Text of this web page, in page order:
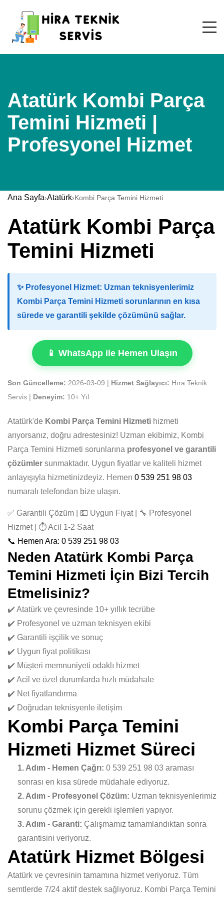
Atatürk Kombi Parça
Temini Hizmeti |
Profesyonel Hizmet
Ana Sayfa›Atatürk›Kombi Parça Temini Hizmeti
Atatürk Kombi Parça
Temini Hizmeti
✨ Profesyonel Hizmet: Uzman teknisyenlerimiz
Kombi Parça Temini Hizmeti sorunlarının en kısa
sürede ve garantili şekilde çözümünü sağlar.
📱 WhatsApp ile Hemen Ulaşın
Son Güncelleme: 2026-03-09 | Hizmet Sağlayıcı: Hıra Teknik
Servis |
Deneyim: 10+ Yıl
Atatürk'de Kombi Parça Temini Hizmeti hizmeti
arıyorsanız, doğru adrestesiniz! Uzman ekibimiz, Kombi
Parça Temini Hizmeti sorunlarına profesyonel ve garantili
çözümler sunmaktadır. Uygun fiyatlar ve kaliteli hizmet
anlayışıyla hizmetinizdeyiz. Hemen 0 539 251 98 03
numaralı telefondan bize ulaşın.
✅ Garantili Çözüm | 💵 Uygun Fiyat | 🔧 Profesyonel
Hizmet | ⏱️ Acil 1-2 Saat
📞 Hemen Ara: 0 539 251 98 03
Neden Atatürk Kombi Parça
Temini Hizmeti İçin Bizi Tercih
Etmelisiniz?
✔️ Atatürk ve çevresinde 10+ yıllık tecrübe
✔️ Profesyonel ve uzman teknisyen ekibi
✔️ Garantili işçilik ve sonuç
✔️ Uygun fiyat politikası
✔️ Müşteri memnuniyeti odaklı hizmet
✔️ Acil ve özel durumlarda hızlı müdahale
✔️ Net fiyatlandırma
✔️ Doğrudan teknisyenle iletişim
Kombi Parça Temini
Hizmeti Hizmet Süreci
1. Adım - Hemen Çağrı: 0 539 251 98 03 araması
sonrası en kısa sürede müdahale ediyoruz.
2. Adım - Profesyonel Çözüm: Uzman teknisyenlerimiz
sorunu çözmek için gerekli işlemleri yapıyor.
3. Adım - Garanti: Çalışmamız tamamlandıktan sonra
garantisini veriyoruz.
Atatürk Hizmet Bölgesi
Atatürk ve çevresinin tamamına hizmet veriyoruz. Tüm
semtlerde 7/24 aktif destek sağlıyoruz. Kombi Parça Temini